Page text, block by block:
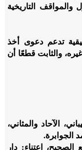
التاريخية
تدعم دعوى أخذ
والثابت قطعًا أن
الآحاد والمثاني،
اعتناء: دار